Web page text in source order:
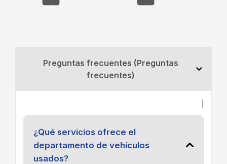
Preguntas frecuentes (Preguntas
frecuentes)
¿Qué servicios ofrece el
departamento de vehículos
usados?